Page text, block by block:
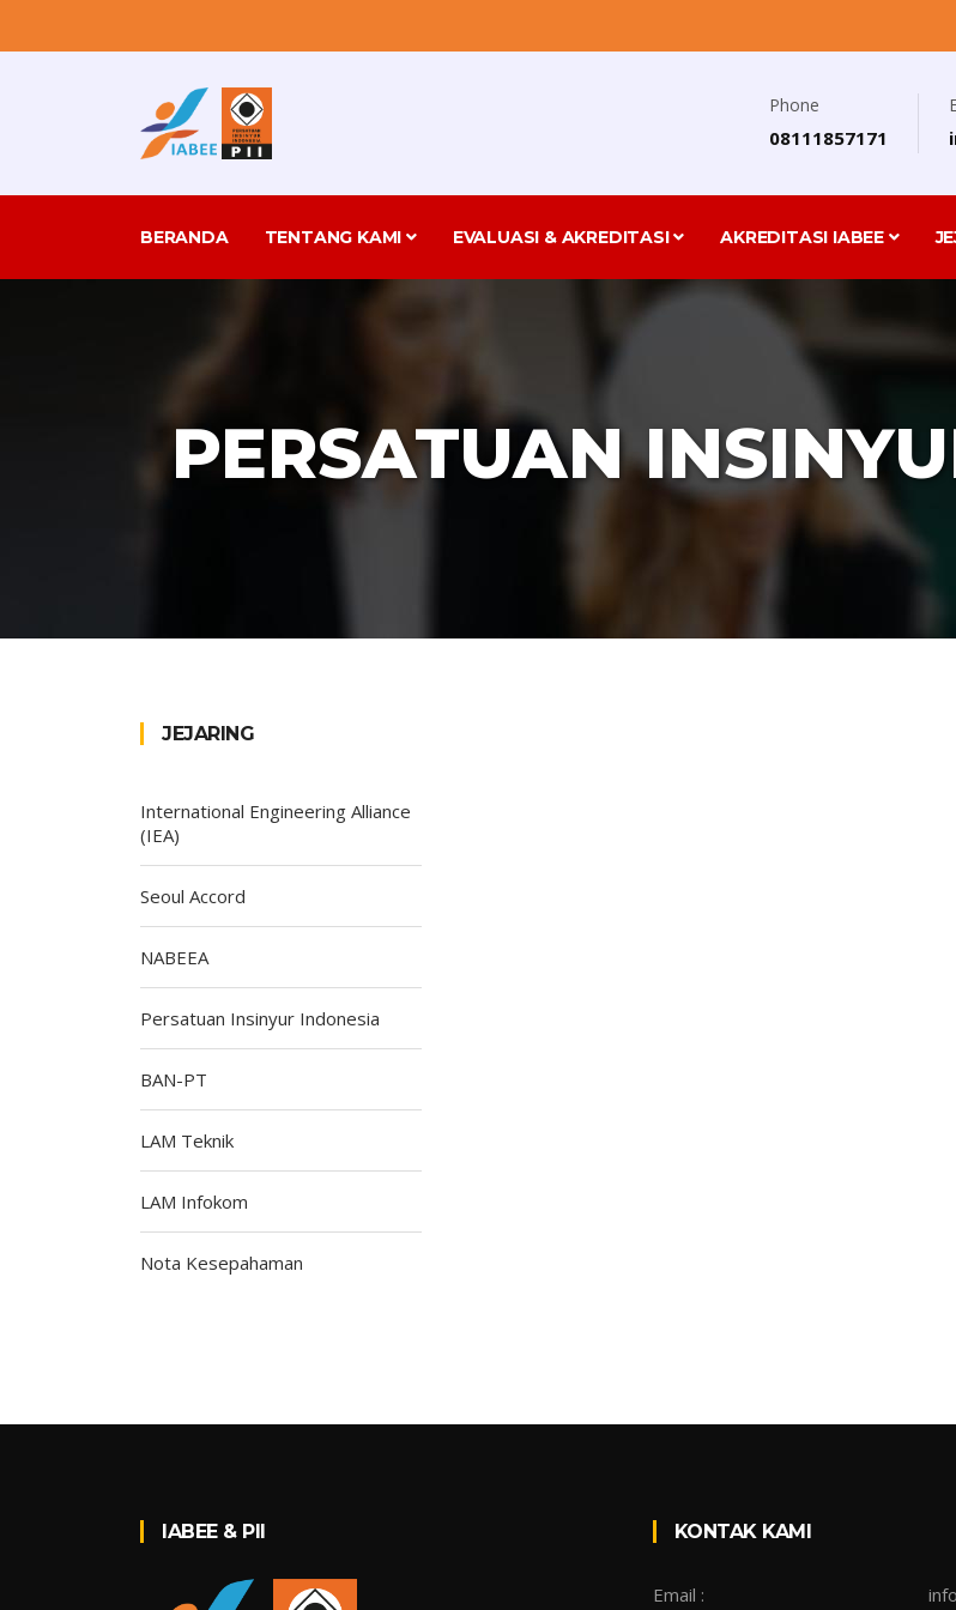
Phone
08111857171
BERANDA TENTANG KAMI EVALUASI & AKREDITASI AKREDITASI IABEE
PERSATUAN
JEJARING
International Engineering Alliance
(IEA)
Seoul Accord
NABEEA
Persatuan Insinyur Indonesia
BAN-PT
LAM Teknik
LAM Infokom
Nota Kesepahaman
IABEE & PII KONTAK KAMI
Email :